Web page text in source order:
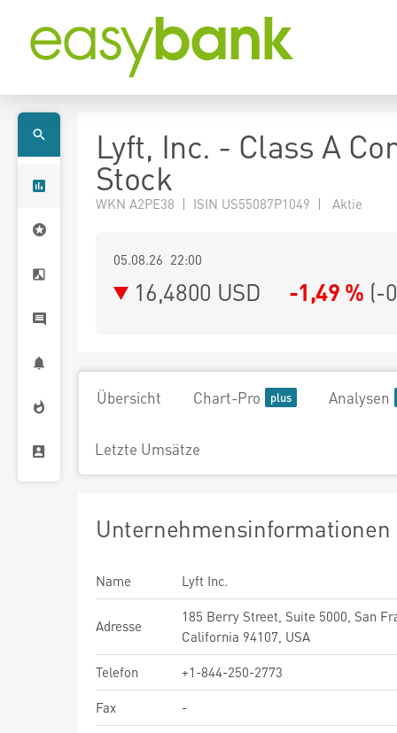
Lyft, Inc. - Class A
Stock
WKN A2PE38 | ISIN US55087P1049 | Aktie
05.08.26 22:00
16,4800 USD -1,49 % (-
Übersicht Chart-Pro Analysen
Letzte Umsätze
Unternehmensinformationen
Name Lyft Inc.
Adresse
185 Berry Street, Suite 5000, San
California 94107, USA
Telefon
+1-844-250-2773
Fax
-